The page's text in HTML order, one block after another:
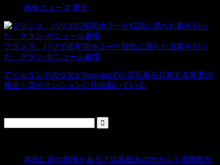
海外ニュース 驚き
フランス、パリで65年間ホラーと狂気に満ちた演劇を行っ
た、グラン·ギニョール劇場
アイルランドの少女がSnapchatで心霊写真を共有する事案が
発生！霊がマンションに住み着いている
本当に命の危険がある？世界最大のオカルト博物館が